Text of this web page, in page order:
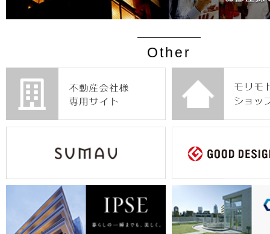
Other